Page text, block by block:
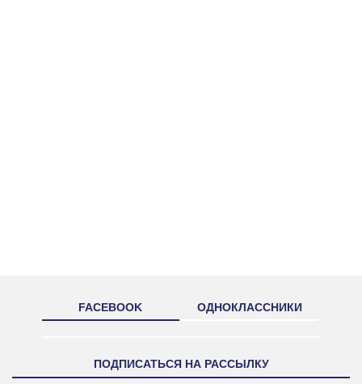
FACEBOOK ОДНОКЛАССНИКИ
ПОДПИСАТЬСЯ НА РАССЫЛКУ